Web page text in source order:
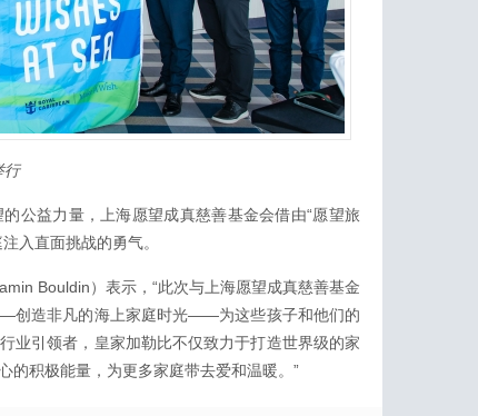
行
公益力量，上海愿望成真慈善基金会借由“愿望旅
入直面挑战的勇气。
Bouldin）表示，“此次与上海愿望成真慈善基金
创造非凡的海上家庭时光——为这些孩子和他们的
业引领者，皇家加勒比不仅致力于打造世界级的家
的积极能量，为更多家庭带去爱和温暖。”